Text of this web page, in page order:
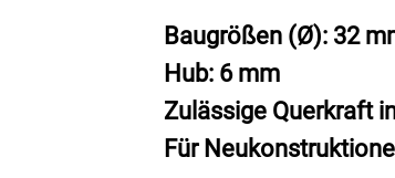
Baugrößen (Ø): 32
Hub: 6 mm
Zulässige Querkraft
Für